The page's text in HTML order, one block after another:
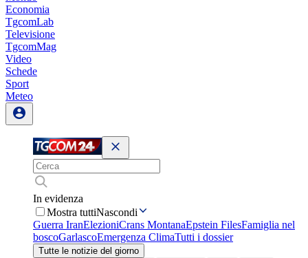
Economia
TgcomLab
Televisione
TgcomMag
Video
Schede
Sport
Meteo
In evidenza
Mostra tuttiNascondi
Guerra IranElezioniCrans MontanaEpstein FilesFamiglia nel
boscoGarlascoEmergenza ClimaTutti i dossier
Tutte le notizie del giorno